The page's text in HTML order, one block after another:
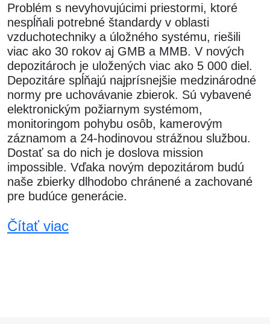
Problém s nevyhovujúcimi priestormi, ktoré
nespĺňali potrebné štandardy v oblasti
vzduchotechniky a úložného systému, riešili
viac ako 30 rokov aj GMB a MMB. V nových
depozitároch je uložených viac ako 5 000 diel.
Depozitáre spĺňajú najprísnejšie medzinárodné
normy pre uchovávanie zbierok. Sú vybavené
elektronickým požiarnym systémom,
monitoringom pohybu osôb, kamerovým
záznamom a 24-hodinovou strážnou službou.
Dostať sa do nich je doslova mission
impossible. Vďaka novým depozitárom budú
naše zbierky dlhodobo chránené a zachované
pre budúce generácie.
Čítať viac